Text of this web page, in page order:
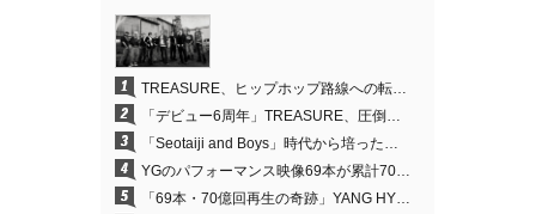
1 TREASURE、ヒップホップ路線への転換が的中…デビュー6周年でさらなる飛躍
2 「デビュー6周年」TREASURE、圧倒的な実力で証明した「YGの宝」の真価
3 「Seotaiji and Boys」時代から培ったダンスDNA…YANG HYUN SUK、YGのパフォーマンスビデオ70億回再生の原点
4 YGのパフォーマンス映像69本が累計70億回再生…YANG HYUN SUKの制作哲学が実を結ぶ
5 「69本・70億回再生の奇跡」YANG HYUN SUK、YGのパフォーマンスビデオを100％自ら手掛けた理由